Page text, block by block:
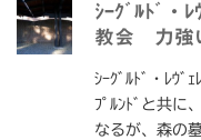
ｼｰｸﾞﾙﾄﾞ・
教会 力強
ｼｰｸﾞﾙﾄﾞ・ﾚｳﾞ
ﾌﾟﾙﾝﾄﾞと共に
なるが、森の